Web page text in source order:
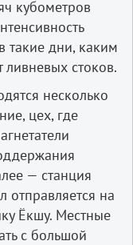
кубометров
такие дни, каким
стоков.
несколько
цех, где
— станция
отправляется на
Ёкшу. Местные
с большой